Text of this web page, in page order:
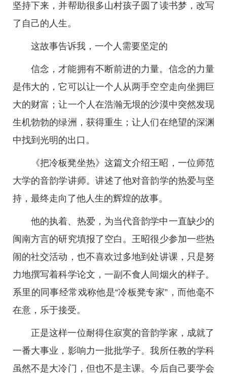
坚持下来，并帮助很多山村孩子圆了读书梦，改写
了自己的人生。
这故事告诉我，一个人需要坚定的
信念，才能拥有不断前进的力量。信念的力量
是伟大的，它可以让一个人从两手空空走向坐拥巨
大的财富；让一个人在浩瀚无垠的沙漠中突然发现
生机勃勃的绿洲，获得重生；让人们在绝望的深渊
中找到光明的出口。
《把冷板凳坐热》这篇文介绍王昭，一位师范
大学的音韵学讲师。讲述了他对音韵学的热爱与坚
持，最终走向了他人生的辉煌的故事。
他的执着、热爱，为当代音韵学中一直缺少的
闽南方言的研究填报了空白。王昭很少参加一些热
闹的社交活动，也不喜欢过多地到处讲课，只是努
力地撰写着科学论文，一副不食人间烟火的样子。
系里的同事经常戏称他是“冷板凳专家”，而他毫不
在意，乐于接受。
正是这样一位耐得住寂寞的音韵学家，成就了
一番大事业，影响力一批批学子。我所任教的学科
虽然不是大冷门，但也不是主课。今后自己要学会